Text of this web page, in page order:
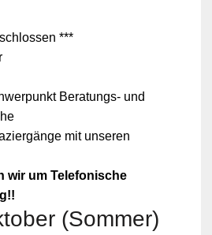
***
Beratungs- und
mit unseren
wir um Telefonische
(Sommer)